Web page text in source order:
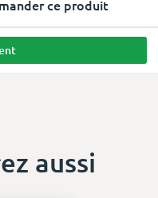
ce produit
aussi